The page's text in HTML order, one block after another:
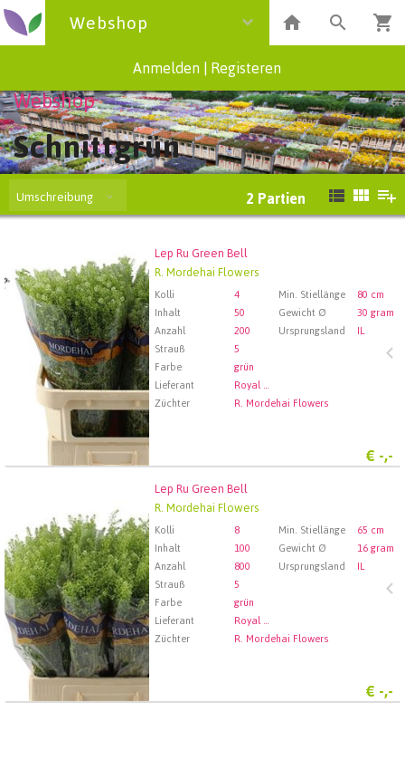
Webshop
Anmelden Registeren
Webshop
Schnittgrün
Umschreibung 2 Partien
Lep Ru Green Bell
R. Mordehai Flowers
Kolli 4 Min. Stiellänge
80 cm
Inhalt
50 Gewicht Ø
30 gram
Anzahl
200 Ursprungsland
IL
Strauß
5
Farbe
grün
Lieferant
Royal FloraHolland Aalsmeer
Züchter
R. Mordehai Flowers
€ -,-
Lep Ru Green Bell
Wählen Sie zuerst ein Abfartdatum.
Lep Ru Green Bell
R. Mordehai Flowers
Kolli 8 Min. Stiellänge
65 cm
Inhalt
100 Gewicht Ø
16 gram
Anzahl
800 Ursprungsland
IL
Strauß
5
Farbe
grün
Lieferant
Royal FloraHolland Aalsmeer
Züchter
R. Mordehai Flowers
€ -,-
Wählen Sie zuerst ein Abfartdatum.